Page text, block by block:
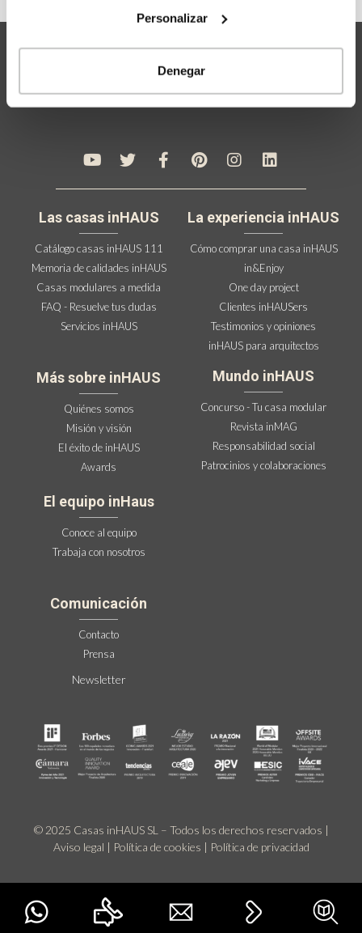
Personalizar
Denegar
Las casas inHAUS
Catálogo casas inHAUS 111
Memoria de calidades inHAUS
Casas modulares a medida
FAQ - Resuelve tus dudas
Servicios inHAUS
Más sobre inHAUS
Quiénes somos
Misión y visión
El éxito de inHAUS
Awards
La experiencia inHAUS
Cómo comprar una casa inHAUS
in&Enjoy
One day project
Clientes inHAUSers
Testimonios y opiniones
inHAUS para arquitectos
Mundo inHAUS
Concurso - Tu casa modular
Revista inMAG
Responsabilidad social
Patrocinios y colaboraciones
El equipo inHaus
Conoce al equipo
Trabaja con nosotros
Comunicación
Contacto
Prensa
Newsletter
© 2025 Casas inHAUS SL – Todos los derechos reservados |
Aviso legal | Política de cookies | Política de privacidad